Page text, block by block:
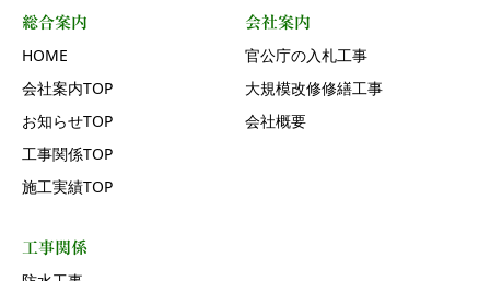
総合案内
HOME
会社案内TOP
お知らせTOP
工事関係TOP
施工実績TOP
会社案内
官公庁の入札工事
大規模改修修繕工事
会社概要
工事関係